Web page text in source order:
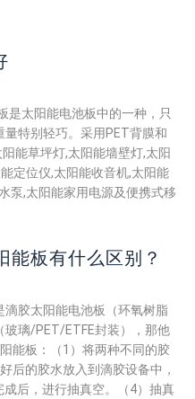
是太阳能电池板中的一种，只
特别轻巧。采用PET背膜和
能草坪灯,太阳能墙壁灯,太阳
定位仪,太阳能收音机,太阳能
泵,太阳能家用电源及便携式移
能板有什么区别？
胶太阳能电池板（环氧树脂
玻璃/PET/ETFE封装），那他
能板：（1）将两种不同的胶
后的胶水放入到滴胶设备中，
后，进行抽真空。（4）抽真